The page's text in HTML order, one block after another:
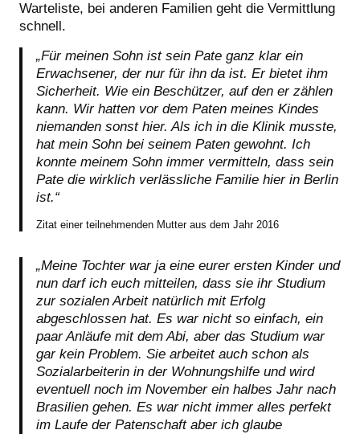
Warteliste, bei anderen Familien geht die Vermittlung
schnell.
„Für meinen Sohn ist sein Pate ganz klar ein
Erwachsener, der nur für ihn da ist. Er bietet ihm
Sicherheit. Wie ein Beschützer, auf den er zählen
kann. Wir hatten vor dem Paten meines Kindes
niemanden sonst hier. Als ich in die Klinik musste,
hat mein Sohn bei seinem Paten gewohnt. Ich
konnte meinem Sohn immer vermitteln, dass sein
Pate die wirklich verlässliche Familie hier in Berlin
ist.“
Zitat einer teilnehmenden Mutter aus dem Jahr 2016
„Meine Tochter war ja eine eurer ersten Kinder und
nun darf ich euch mitteilen, dass sie ihr Studium
zur sozialen Arbeit natürlich mit Erfolg
abgeschlossen hat. Es war nicht so einfach, ein
paar Anläufe mit dem Abi, aber das Studium war
gar kein Problem. Sie arbeitet auch schon als
Sozialarbeiterin in der Wohnungshilfe und wird
eventuell noch im November ein halbes Jahr nach
Brasilien gehen. Es war nicht immer alles perfekt
im Laufe der Patenschaft aber ich glaube